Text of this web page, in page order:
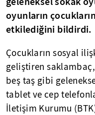
oyunların
etkilediğini bildirdi.
Çocukların sosyal
geliştiren
beş taş gibi
tablet ve cep
İletişim Kurumu